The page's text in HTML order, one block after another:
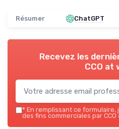
Résumer ChatGPT
Recevez les
CCO at
* En remplissant ce formulaire,
des fins commerciales par